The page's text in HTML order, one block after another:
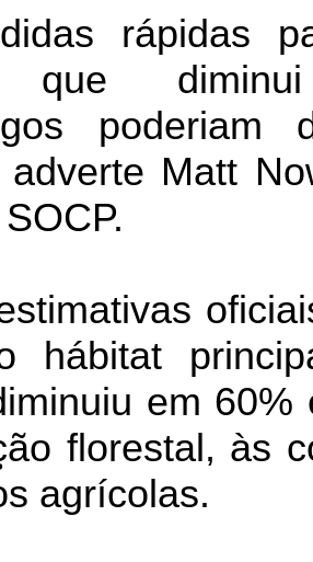
rápidas
que
poderiam
adverte Matt
hábitat
em
florestal, às
agrícolas.